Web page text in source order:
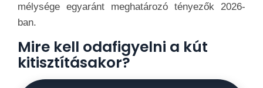
mélysége egyaránt meghatározó tényezők 2026-
ban.
Mire kell odafigyelni a kút
kitisztításakor?